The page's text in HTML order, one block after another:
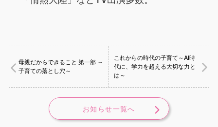
母親だからできること 第一部 ～
子育ての落とし穴～
これからの時代の子育て～AI時
代に、学力を超える大切な力と
は～
お知らせ一覧へ